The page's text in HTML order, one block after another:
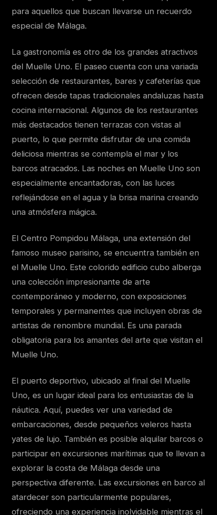
para aquellos que buscan llevarse un recuerdo
especial de Málaga.
La gastronomía es otro de los grandes atractivos
del Muelle Uno. El paseo cuenta con una variada
selección de restaurantes, bares y cafeterías que
ofrecen desde tapas tradicionales andaluzas hasta
cocina internacional. Algunos de los restaurantes
más destacados tienen terrazas con vistas al
puerto, lo que permite disfrutar de una comida
deliciosa mientras se contempla el mar y los
barcos atracados. Las noches en Muelle Uno son
especialmente encantadoras, con las luces
reflejándose en el agua y la brisa marina creando
una atmósfera mágica.
El Centro Pompidou Málaga, una extensión del
famoso museo parisino, se encuentra también en
el Muelle Uno. Este colorido edificio cubo alberga
una colección impresionante de arte
contemporáneo y moderno, con exposiciones
temporales y permanentes que incluyen obras de
artistas de renombre mundial. Es una parada
obligatoria para los amantes del arte que visitan el
Muelle Uno.
El puerto deportivo, ubicado al final del Muelle
Uno, es un lugar ideal para los entusiastas de la
náutica. Aquí, puedes ver una variedad de
embarcaciones, desde pequeños veleros hasta
yates de lujo. También es posible alquilar barcos o
participar en excursiones marítimas que te llevan a
explorar la costa de Málaga desde una
perspectiva diferente. Las excursiones en barco al
atardecer son particularmente populares,
ofreciendo una experiencia inolvidable mientras el